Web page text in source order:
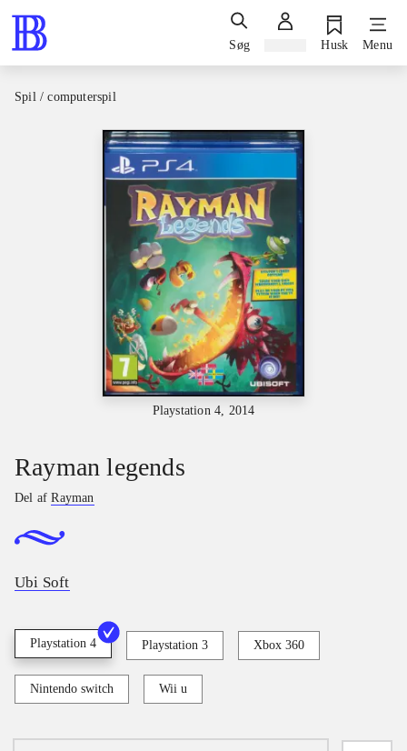
Søg Husk Menu
Spil / computerspil
Playstation 4, 2014
Rayman legends
Del afRayman
Ubi Soft
Playstation 4 Playstation 3 Xbox 360
Nintendo switch Wii u